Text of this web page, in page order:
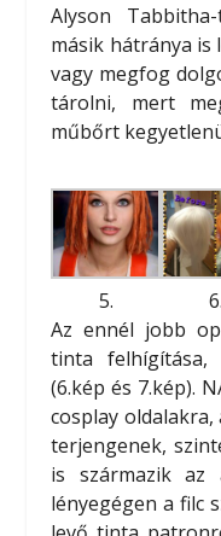
Alyson
másik hátránya is
vagy megfog
tárolni, mert
műbőrt
5. 6.
Az ennél jobb
tinta felhígítása,
(6.kép és 7.kép).
cosplay
terjengenek,
is származik az
lényegégen a filc